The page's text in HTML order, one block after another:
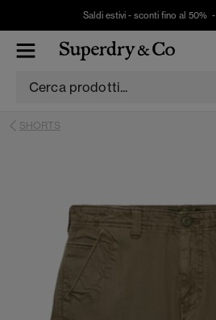
Saldi estivi - sconti fino al 50% -
SHORTS